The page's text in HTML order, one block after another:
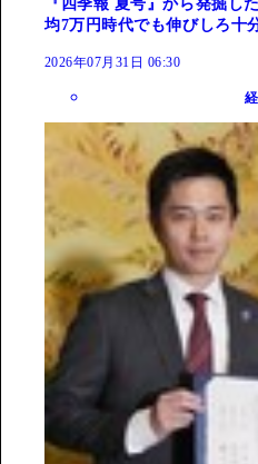
『四季報 夏号』から発掘
均7万円時代でも伸びしろ十
2026年07月31日 06:30